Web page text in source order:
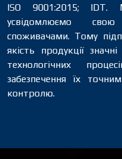
ISO 9001:2015; IDT.
усвідомлюємо свою
споживачами. Тому
якість продукції
технологічних
забезпечення їх
контролю.